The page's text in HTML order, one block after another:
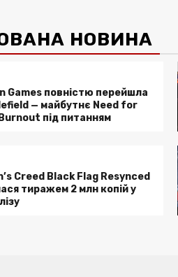
НОВИНА
Games повністю перейшла
— майбутнє Need for
під питанням
Creed Black Flag Resynced
тиражем 2 млн копій у